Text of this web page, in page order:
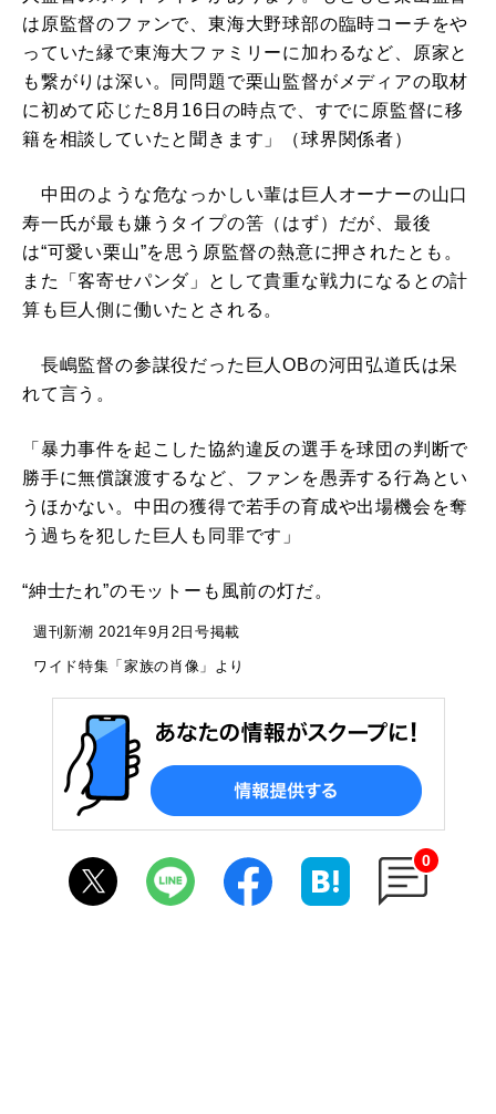
は原監督のファンで、東海大野球部の臨時コーチをや
っていた縁で東海大ファミリーに加わるなど、原家と
も繋がりは深い。同問題で栗山監督がメディアの取材
に初めて応じた8月16日の時点で、すでに原監督に移
籍を相談していたと聞きます」（球界関係者）
中田のような危なっかしい輩は巨人オーナーの山口
寿一氏が最も嫌うタイプの筈（はず）だが、最後
は“可愛い栗山”を思う原監督の熱意に押されたとも。
また「客寄せパンダ」として貴重な戦力になるとの計
算も巨人側に働いたとされる。
長嶋監督の参謀役だった巨人OBの河田弘道氏は呆
れて言う。
「暴力事件を起こした協約違反の選手を球団の判断で
勝手に無償譲渡するなど、ファンを愚弄する行為とい
うほかない。中田の獲得で若手の育成や出場機会を奪
う過ちを犯した巨人も同罪です」
“紳士たれ”のモットーも風前の灯だ。
週刊新潮 2021年9月2日号掲載
ワイド特集「家族の肖像」より
0